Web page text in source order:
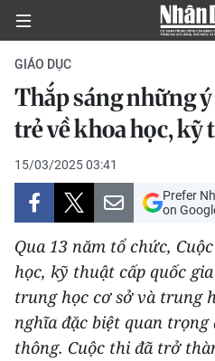
CHÍNH TRỊ
KINH TẾ
VĂN HÓA
XÃ HỘI
PHÁP LUẬT
DU LỊCH
GIÁO DỤC
Thắp sáng những
trẻ về khoa học, kỹ
15/03/2025 03:41
Prefer
on
Qua 13 năm tổ chức,
học, kỹ thuật cấp quốc
trung học cơ sở và trung
nghĩa đặc biệt quan
thông. Cuộc thi đã trở